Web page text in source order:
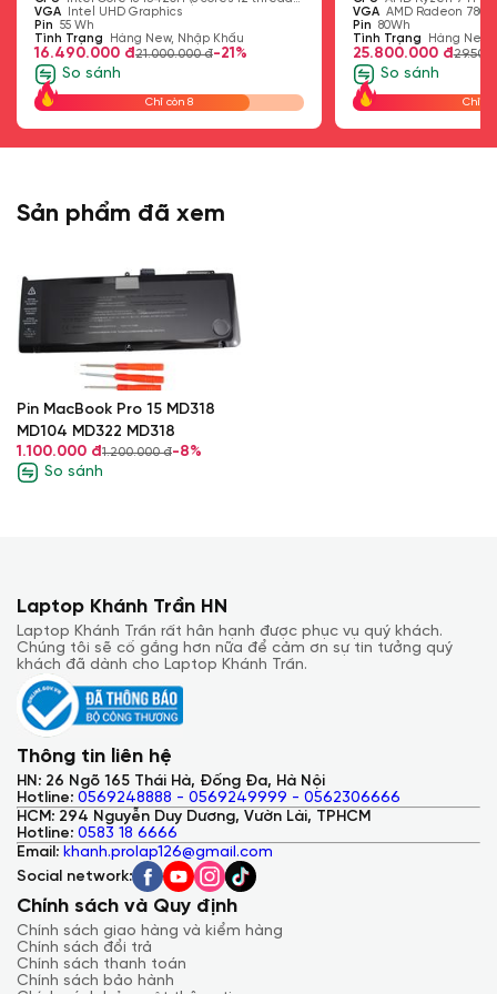
SSD
Up to 4.6GHz, 12MB Cache)
VGA
Intel UHD Graphics
Pin 55 Wh
Tình Trạng
Hàng New, Nhập Khẩu
16.490.000 đ21.000.000 đ-21%
So sánh
Chỉ còn 8
5600MHz (up
to 96GB)
SSD
100% sRGB
GHz, 8 Cores, 16
VGA AMD Radeon
Pin 80Wh
Tình Trạng
Hàng
25.800.000 đ
So sánh
Chỉ
Sản phẩm đã xem
Pin MacBook Pro 15 MD318
MD104 MD322 MD318
1.100.000 đ1.200.000 đ-8%
So sánh
Laptop Khánh Trần HN
Laptop Khánh Trần rất hân hạnh được phục vụ quý khách.
Chúng tôi sẽ cố gắng hơn nữa để cảm ơn sự tin tưởng quý
khách đã dành cho Laptop Khánh Trần.
Thông tin liên hệ
HN: 26 Ngõ 165 Thái Hà, Đống Đa, Hà Nội
Hotline: 0569248888 - 0569249999 - 0562306666
HCM: 294 Nguyễn Duy Dương, Vườn Lài, TPHCM
Hotline: 0583 18 6666
Email: khanh.prolap126@gmail.com
Social network:
Chính sách và Quy định
Chính sách giao hàng và kiểm hàng
Chính sách đổi trả
Chính sách thanh toán
Chính sách bảo hành